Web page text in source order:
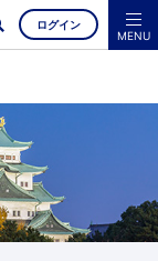
ログイン
よくあるご質問 MENU